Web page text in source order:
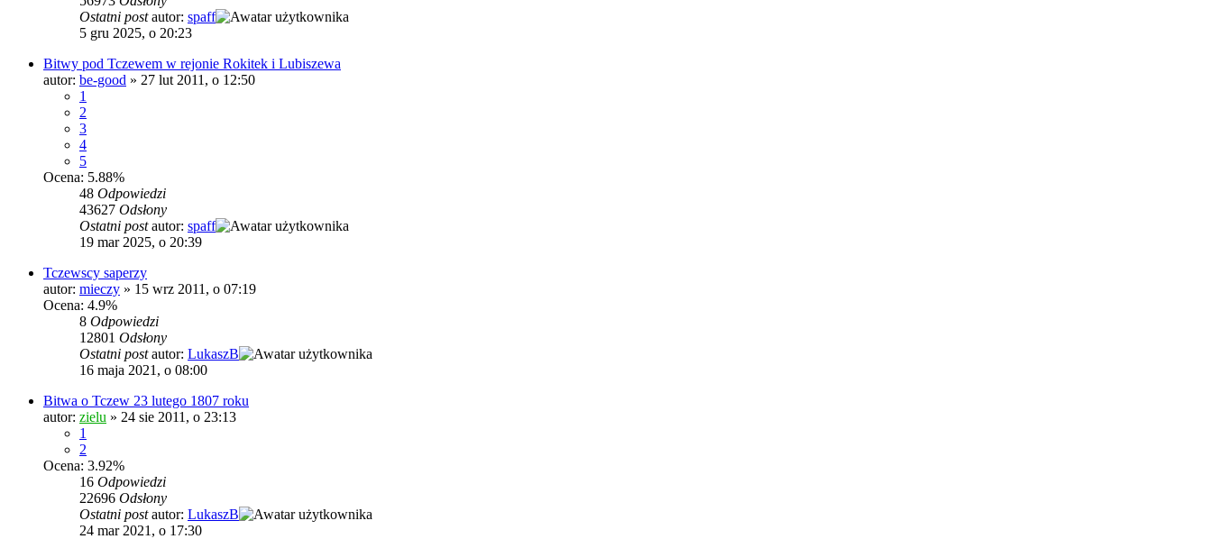
Ostatni postautor: spaff
5 gru 2025, o 20:23
Bitwy pod Tczewem w rejonie Rokitek i Lubiszewa
autor: be-good » 27 lut 2011, o 12:50
1
2
3
4
5
Ocena: 5.88%
48 Odpowiedzi
43627 Odsłony
Ostatni postautor: spaff
19 mar 2025, o 20:39
Tczewscy saperzy
autor: mieczy » 15 wrz 2011, o 07:19
Ocena: 4.9%
8 Odpowiedzi
12801 Odsłony
Ostatni postautor: LukaszB
16 maja 2021, o 08:00
Bitwa o Tczew 23 lutego 1807 roku
autor: zielu » 24 sie 2011, o 23:13
1
2
Ocena: 3.92%
16 Odpowiedzi
22696 Odsłony
Ostatni postautor: LukaszB
24 mar 2021, o 17:30